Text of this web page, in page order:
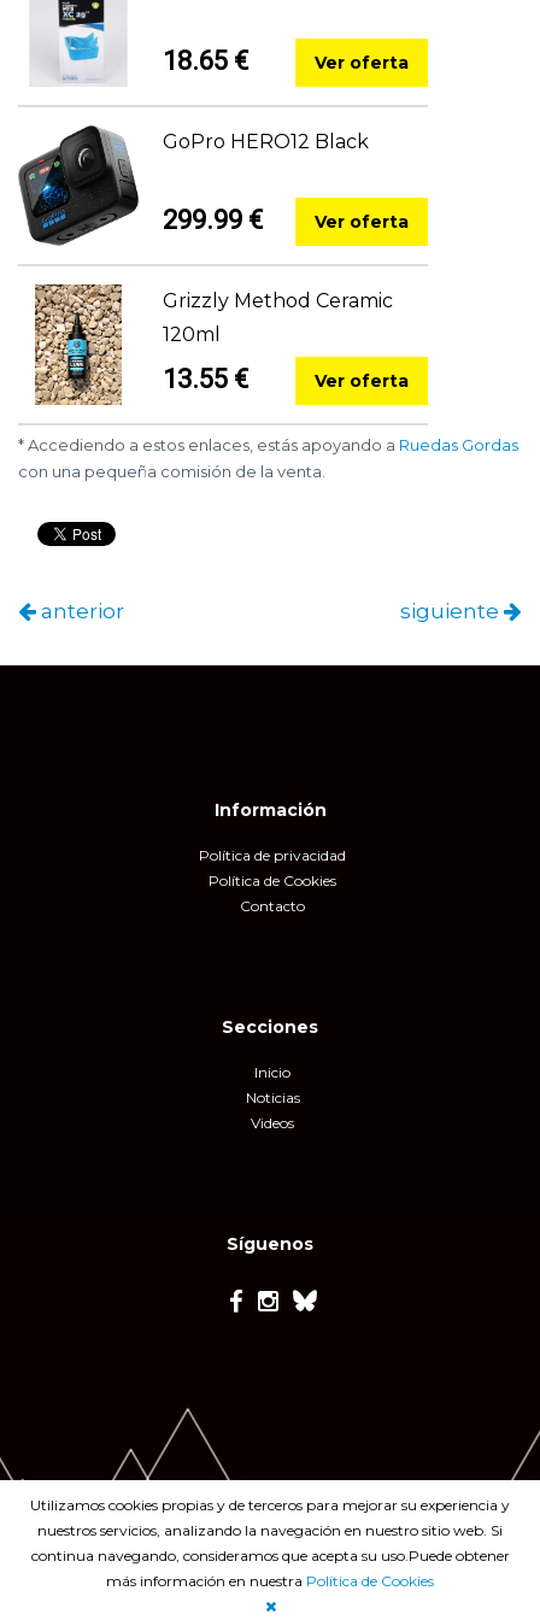
Utilizamos cookies propias y de terceros para mejorar su experiencia y
nuestros servicios, analizando la navegación en nuestro sitio web. Si
continua navegando, consideramos que acepta su uso.Puede obtener
más información en nuestra Política de Cookies
18.65 € Ver oferta
GoPro HERO12 Black
299.99 € Ver oferta
Grizzly Method Ceramic
120ml
13.55 € Ver oferta
* Accediendo a estos enlaces, estás apoyando a Ruedas Gordas
con una pequeña comisión de la venta.
anterior siguiente
Información
Política de privacidad
Política de Cookies
Contacto
Síguenos
Secciones
Inicio
Noticias
Videos